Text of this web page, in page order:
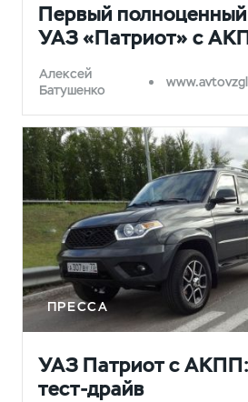
Первый полноценный
УАЗ «Патриот» с
Алексей
Батушенко
ПРЕССА
УАЗ Патриот с
тест-драйв